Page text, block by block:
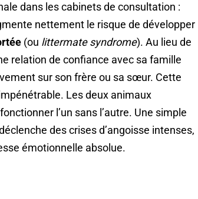
dans les cabinets de consultation :
nettement le risque de développer
(ou littermate syndrome). Au lieu de
relation de confiance avec sa famille
sur son frère ou sa sœur. Cette
Les deux animaux
l’un sans l’autre. Une simple
des crises d’angoisse intenses,
émotionnelle absolue.